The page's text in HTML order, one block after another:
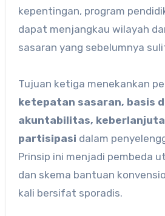
kepentingan, program
dapat menjangkau wilayah
sasaran yang sebelumnya
Tujuan ketiga menekankan
ketepatan sasaran, basis
akuntabilitas,
partisipasi dalam
Prinsip ini menjadi pembeda
dan skema bantuan
kali bersifat sporadis.